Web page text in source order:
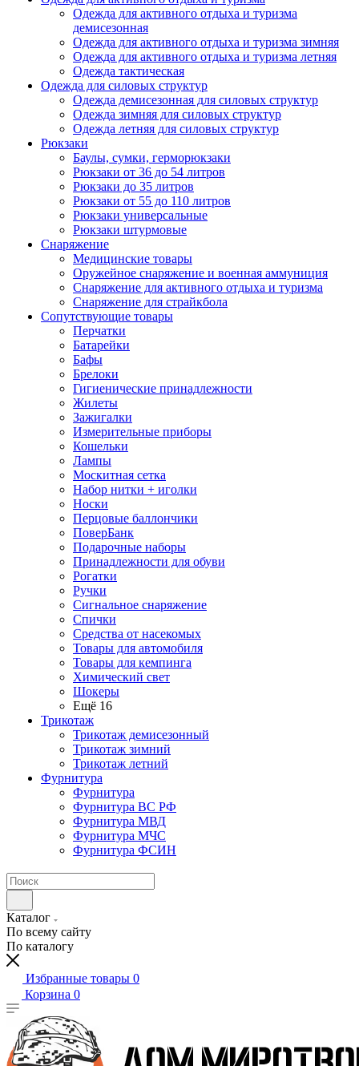
Одежда для активного отдыха и туризма
демисезонная
Одежда для активного отдыха и туризма зимняя
Одежда для активного отдыха и туризма летняя
Одежда тактическая
Одежда для силовых структур
Одежда демисезонная для силовых структур
Одежда зимняя для силовых структур
Одежда летняя для силовых структур
Рюкзаки
Баулы, сумки, герморюкзаки
Рюкзаки от 36 до 54 литров
Рюкзаки до 35 литров
Рюкзаки от 55 до 110 литров
Рюкзаки универсальные
Рюкзаки штурмовые
Снаряжение
Медицинские товары
Оружейное снаряжение и военная аммуниция
Снаряжение для активного отдыха и туризма
Снаряжение для страйкбола
Сопутствующие товары
Перчатки
Батарейки
Бафы
Брелоки
Гигиенические принадлежности
Жилеты
Зажигалки
Измерительные приборы
Кошельки
Лампы
Москитная сетка
Набор нитки + иголки
Носки
Перцовые баллончики
ПоверБанк
Подарочные наборы
Принадлежности для обуви
Рогатки
Ручки
Сигнальное снаряжение
Спички
Средства от насекомых
Товары для автомобиля
Товары для кемпинга
Химический свет
Шокеры
Ещё 16
Трикотаж
Трикотаж демисезонный
Трикотаж зимний
Трикотаж летний
Фурнитура
Фурнитура
Фурнитура ВС РФ
Фурнитура МВД
Фурнитура МЧС
Фурнитура ФСИН
Каталог
По всему сайту
По каталогу
Избранные товары 0
Корзина 0